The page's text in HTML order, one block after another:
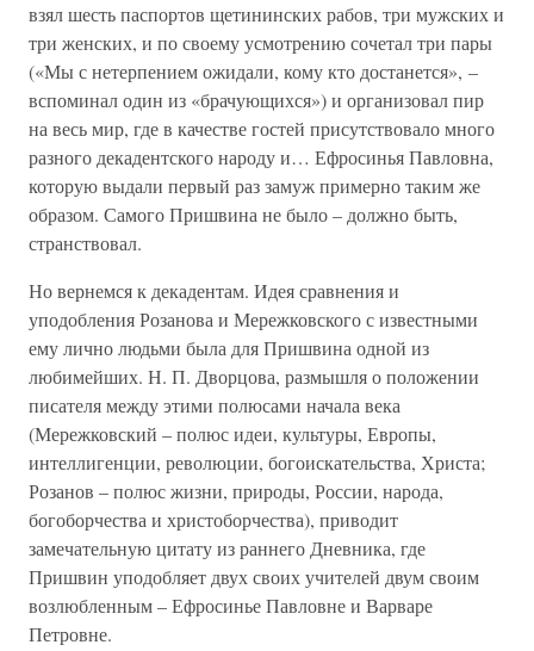
взял шесть паспортов щетининских рабов, три мужских и
три женских, и по своему усмотрению сочетал три пары
(«Мы с нетерпением ожидали, кому кто достанется», –
вспоминал один из «брачующихся») и организовал пир
на весь мир, где в качестве гостей присутствовало много
разного декадентского народу и… Ефросинья Павловна,
которую выдали первый раз замуж примерно таким же
образом. Самого Пришвина не было – должно быть,
странствовал.
Но вернемся к декадентам. Идея сравнения и
уподобления Розанова и Мережковского с известными
ему лично людьми была для Пришвина одной из
любимейших. Н. П. Дворцова, размышля о положении
писателя между этими полюсами начала века
(Мережковский – полюс идеи, культуры, Европы,
интеллигенции, революции, богоискательства, Христа;
Розанов – полюс жизни, природы, России, народа,
богоборчества и христоборчества), приводит
замечательную цитату из раннего Дневника, где
Пришвин уподобляет двух своих учителей двум своим
возлюбленным – Ефросинье Павловне и Варваре
Петровне.